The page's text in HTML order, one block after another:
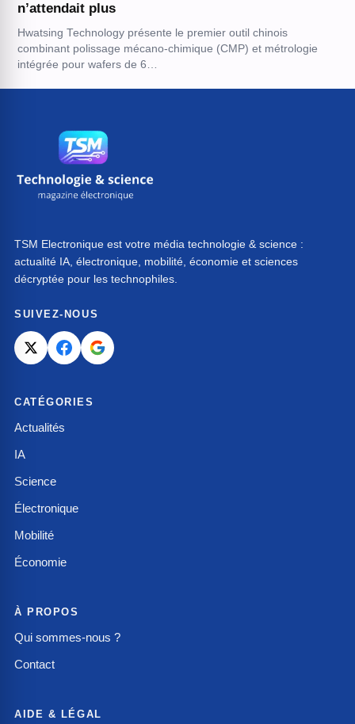
n’attendait plus
Hwatsing Technology présente le premier outil chinois
combinant polissage mécano-chimique (CMP) et métrologie
intégrée pour wafers de 6…
TSM Electronique est votre média technologie & science :
actualité IA, électronique, mobilité, économie et sciences
décryptée pour les technophiles.
SUIVEZ-NOUS
CATÉGORIES
Actualités
IA
Science
Électronique
Mobilité
Économie
À PROPOS
Qui sommes-nous ?
Contact
AIDE & LÉGAL